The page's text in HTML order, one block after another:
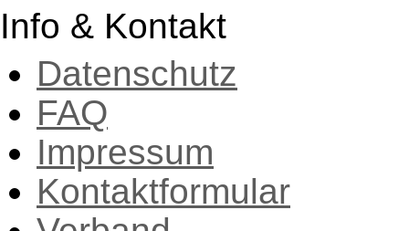
Info & Kontakt
Datenschutz
FAQ
Impressum
Kontaktformular